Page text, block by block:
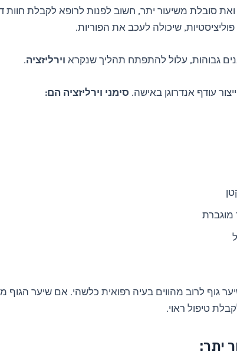
סובלת משיעור יתר, חשוב לפנות לרופא לקבלת חוות
שיכולה לעכב את הפוריות.
גבוהות, עלול להתפתח תהליך שנקרא וירליזציה.
עודף אנדרוגן באישה. סימני וירליזציה הם:
גוף לרוב מהווים בעיה רפואית כלשהי. אם שיער הגוף
טיפול ראוי.
יתר: